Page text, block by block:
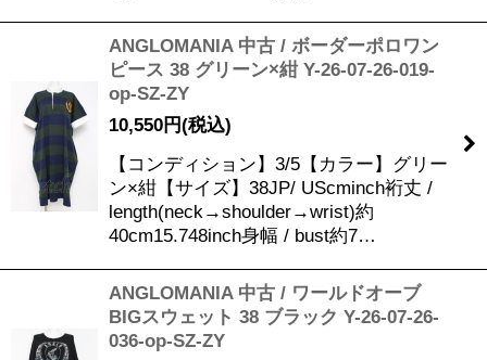
ANGLOMANIA 中古 / ボーダーポロワン
ピース 38 グリーン×紺 Y-26-07-26-019-
op-SZ-ZY
10,550円(税込)
【コンディション】3/5【カラー】グリー
ン×紺【サイズ】38JP/ UScminch裄丈 /
length(neck→shoulder→wrist)約
40cm15.748inch身幅 / bust約7…
ANGLOMANIA 中古 / ワールドオーブ
BIGスウェット 38 ブラック Y-26-07-26-
036-op-SZ-ZY